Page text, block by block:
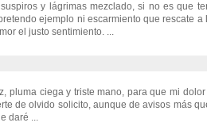
y lágrimas mezclado, si no es que
ejemplo ni escarmiento que rescate a
el justo sentimiento. ...
pluma ciega y triste mano, para que mi
de olvido solicito, aunque de avisos más
daré ...